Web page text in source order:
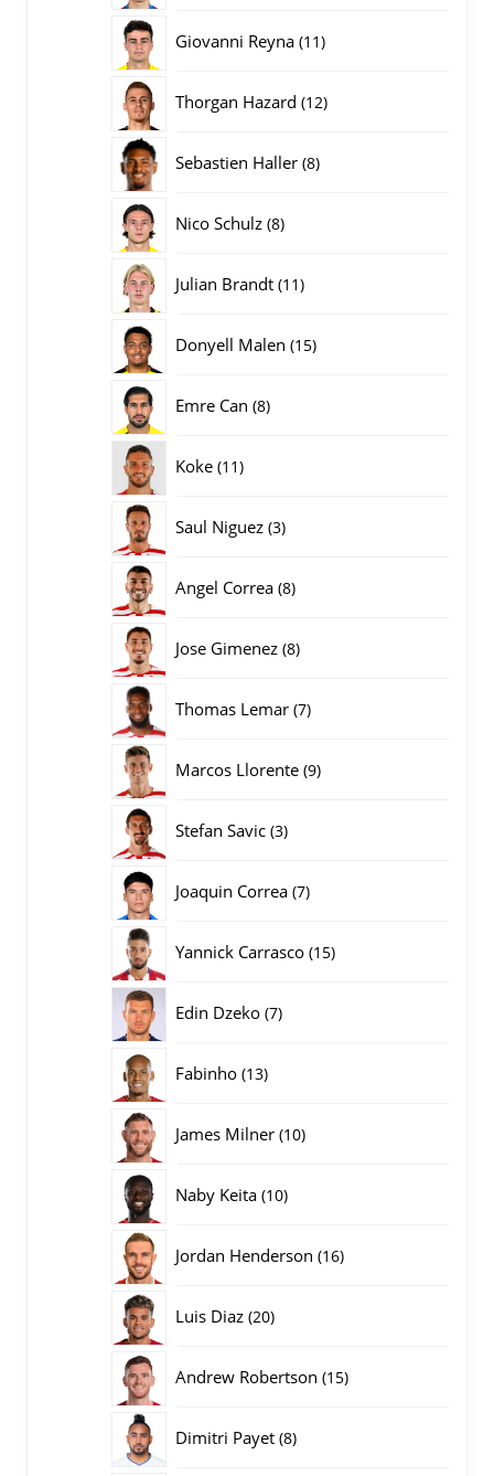
Giovanni Reyna 1111
Thorgan Hazard 1212
Sebastien Haller 88
Nico Schulz 88
Julian Brandt 1111
Donyell Malen 1515
Emre Can 88
Koke 1111
Saul Niguez 33
Angel Correa 88
Jose Gimenez 88
Thomas Lemar 77
Marcos Llorente 99
Stefan Savic 33
Joaquin Correa 77
Yannick Carrasco 1515
Edin Dzeko 77
Fabinho 1313
James Milner 1010
Naby Keita 1010
Jordan Henderson 1616
Luis Diaz 2020
Andrew Robertson 1515
Dimitri Payet 88